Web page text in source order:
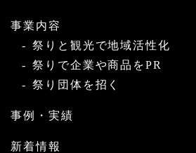
事業内容
祭りと観光で地域活性化
祭りで企業や商品をPR
祭り団体を招く
事例・実績
新着情報